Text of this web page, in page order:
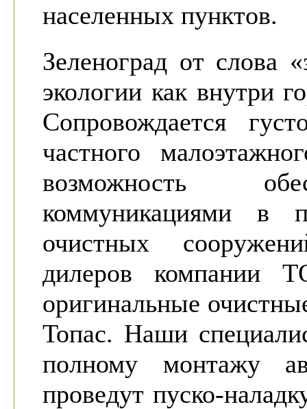
населенных пунктов.
Зеленоград от слова
экологии как внутри
Сопровождается
частного
возможность
коммуникациями в
очистных
дилеров компании
оригинальные
Топас. Наши
полному монтажу
проведут пуско-